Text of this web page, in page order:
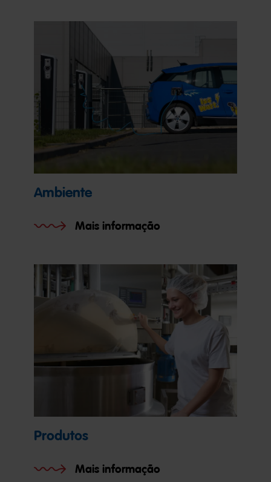
Ambiente
Mais informação
Produtos
Mais informação